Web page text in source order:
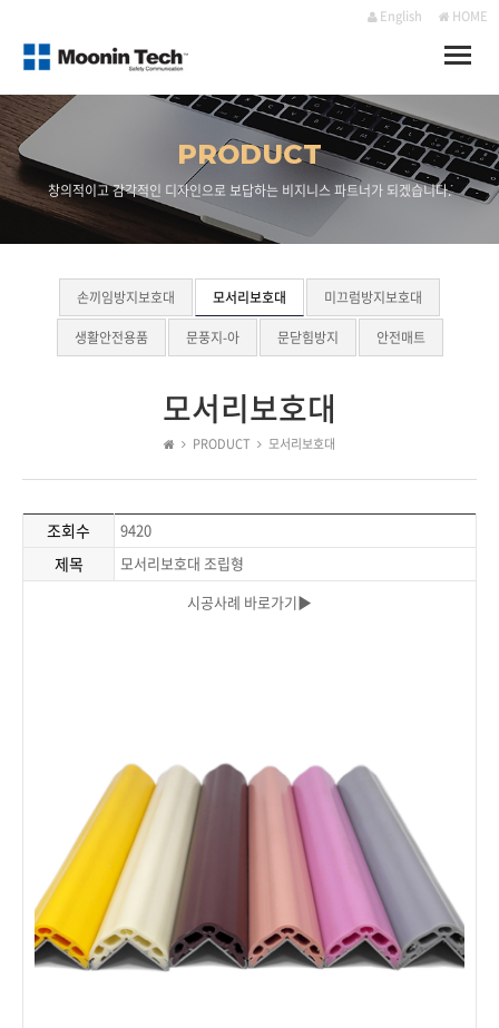
English HOME
Toggle
PRODUCT
창의적이고 감각적인 디자인으로 보답하는 비지니스 파트너가 되겠습니다.
손끼임방지보호대 모서리보호대
미끄럼방지보호대
생활안전용품
문풍지-아 문닫힘방지 안전매트
모서리보호대
PRODUCT 모서리보호대
조회수 9420
제목
모서리보호대 조립형
시공사례 바로가기▶